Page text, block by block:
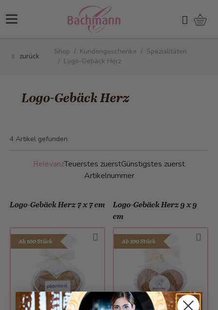
Suchen
zurück
Shop / Kundengeschenke / Spezialitäten
/ Logo-Gebäck Herz
Logo-Gebäck Herz
4 Artikel gefunden
RelevanzTeuerstes zuerstGünstigstes zuerst
Artikelnummer
Logo-Gebäck Herz 7 x 7 cm
Ab 100 Stück
Logo-Gebäck Herz 9 x 9
cm
Ab 100 Stück